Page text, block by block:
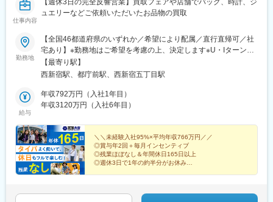
仕事内容
ュエリーなどご依頼いただいたお品物の買取
勤務地
【全国46都道府県のいずれか／希望により配属／直行直帰可／社
宅あり】※勤務地はご希望を考慮の上、決定します※U・Iターン歓
迎（社宅あり） ※マイカー通勤OK（地域により規定あり。詳細
はお問合せください）◆北海道・東北北海道・青森・岩手・秋
栃木・群馬◆中部山梨・新潟・富山・石川・福井・長野・岐阜・
静岡・愛知・三重◆近畿滋賀・京都・大阪・兵庫・和歌山・奈良
知・徳島◆九州福岡・佐賀・長崎・熊本・大分・宮崎・鹿児島※適
性に応じて直営店舗で経験を積んでいただく場合もあり《出張も
旅行気分で♪》出張先では、チームで現地のグルメを味わったり、
観光地を巡ったり。旅気分でリフレッシュしながら働いていま
す！
【最寄り駅】
西新宿駅、都庁前駅、西新宿五丁目駅
給与
年収792万円（入社1年目）
年収3120万円（入社6年目）
＼＼未経験入社95%×平均年収766万円／／
◎賞与年2回＋毎月インセンティブ
◎残業ほぼなし＆年間休日165日以上
◎週休3日で1年の約半分がお休み